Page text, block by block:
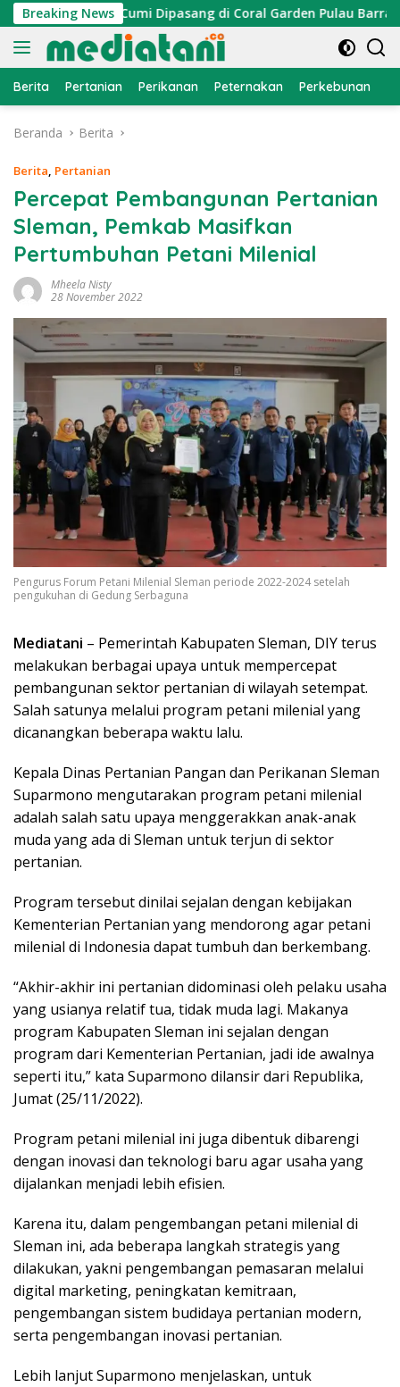
Langsung
ke
konten
Breaking News
Cumi Dipasang di Coral Garden Pulau Barrang Caddi
Berita Pertanian Perikanan Peternakan Perkebunan
Beranda Berita
Berita, Pertanian
Percepat Pembangunan Pertanian
Sleman, Pemkab Masifkan
Pertumbuhan Petani Milenial
Mheela Nisty
28 November 2022
Pengurus Forum Petani Milenial Sleman periode 2022-2024 setelah
pengukuhan di Gedung Serbaguna
Mediatani – Pemerintah Kabupaten Sleman, DIY terus
melakukan berbagai upaya untuk mempercepat
pembangunan sektor pertanian di wilayah setempat.
Salah satunya melalui program petani milenial yang
dicanangkan beberapa waktu lalu.
Kepala Dinas Pertanian Pangan dan Perikanan Sleman
Suparmono mengutarakan program petani milenial
adalah salah satu upaya menggerakkan anak-anak
muda yang ada di Sleman untuk terjun di sektor
pertanian.
Program tersebut dinilai sejalan dengan kebijakan
Kementerian Pertanian yang mendorong agar petani
milenial di Indonesia dapat tumbuh dan berkembang.
“Akhir-akhir ini pertanian didominasi oleh pelaku usaha
yang usianya relatif tua, tidak muda lagi. Makanya
program Kabupaten Sleman ini sejalan dengan
program dari Kementerian Pertanian, jadi ide awalnya
seperti itu,” kata Suparmono dilansir dari Republika,
Jumat (25/11/2022).
Program petani milenial ini juga dibentuk dibarengi
dengan inovasi dan teknologi baru agar usaha yang
dijalankan menjadi lebih efisien.
Karena itu, dalam pengembangan petani milenial di
Sleman ini, ada beberapa langkah strategis yang
dilakukan, yakni pengembangan pemasaran melalui
digital marketing, peningkatan kemitraan,
pengembangan sistem budidaya pertanian modern,
serta pengembangan inovasi pertanian.
Lebih lanjut Suparmono menjelaskan, untuk